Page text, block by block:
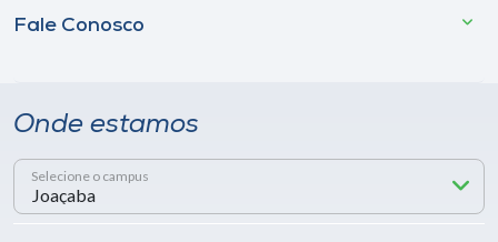
Fale Conosco
Onde estamos
Selecione o campus